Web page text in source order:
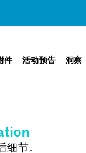
件 活动预告 洞察
节。